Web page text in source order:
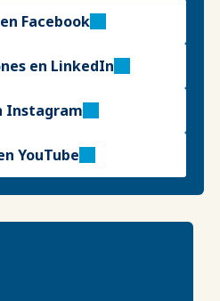
Facebook
en LinkedIn
Instagram
YouTube